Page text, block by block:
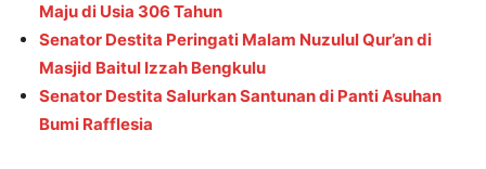
Maju di Usia 306 Tahun
Senator Destita Peringati Malam Nuzulul Qur’an di
Masjid Baitul Izzah Bengkulu
Senator Destita Salurkan Santunan di Panti Asuhan
Bumi Rafflesia